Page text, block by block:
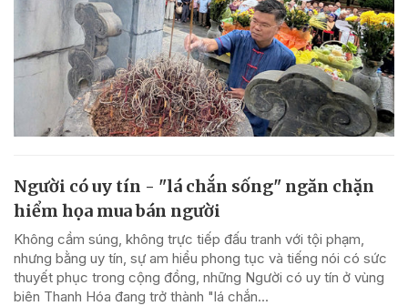
Người có uy tín - "lá chắn sống" ngăn chặn
hiểm họa mua bán người
Không cầm súng, không trực tiếp đấu tranh với tội phạm,
nhưng bằng uy tín, sự am hiểu phong tục và tiếng nói có sức
thuyết phục trong cộng đồng, những Người có uy tín ở vùng
biên Thanh Hóa đang trở thành "lá chắn...